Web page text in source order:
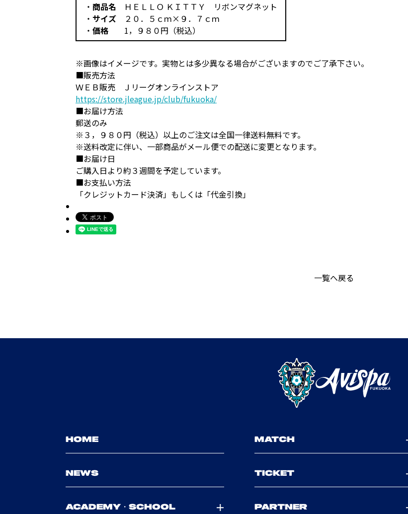
・ 商品名 ＨＥＬＬＯ ＫＩＴＴＹ リボンマグネット
・ サイズ ２０．５ｃｍ×９．７ｃｍ
・ 価格 1，９８０円（税込）
※画像はイメージです。実物とは多少異なる場合がございますのでご了承下さい。
■販売方法
ＷＥＢ販売 Ｊリーグオンラインストア
https://store.jleague.jp/club/fukuoka/
■お届け方法
郵送のみ
※３，９８０円（税込）以上のご注文は全国一律送料無料です。
※送料改定に伴い、一部商品がメール便での配送に変更となります。
■お届け日
ご購入日より約３週間を予定しています。
■お支払い方法
「クレジットカード決済」もしくは「代金引換」
一覧へ戻る
HOME MATCH
NEWS TICKET
ACADEMY・SCHOOL PARTNER